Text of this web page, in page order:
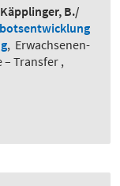
B./
, Erwachsenen-
Transfer ,